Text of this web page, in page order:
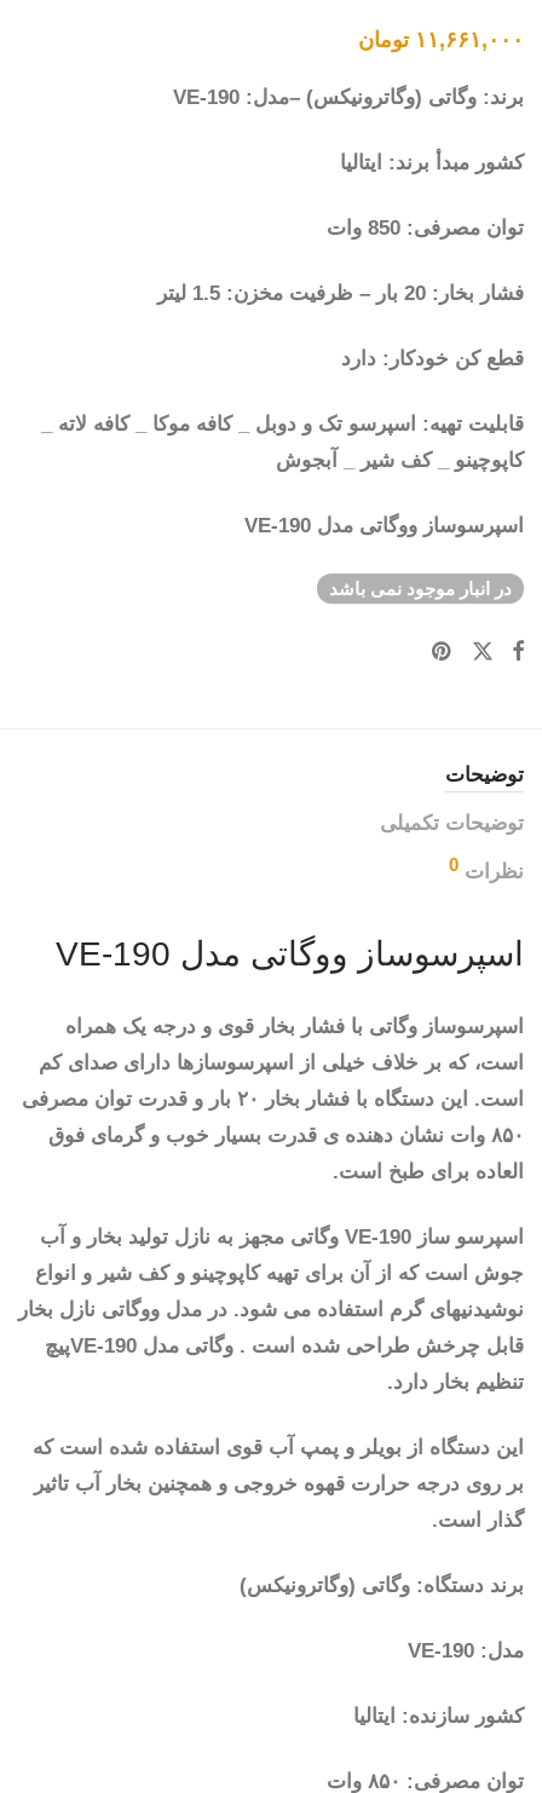
۱۱,۶۶۱,۰۰۰ تومان
برند: وگاتی (وگاترونیکس) –مدل: VE-190
کشور مبدأ برند: ایتالیا
توان مصرفی: 850 وات
فشار بخار: 20 بار – ظرفیت مخزن: 1.5 لیتر
قطع کن خودکار: دارد
قابلیت تهیه: اسپرسو تک و دوبل _ کافه موکا _ کافه لاته _
کاپوچینو _ کف شیر _ آبجوش
اسپرسوساز ووگاتی مدل VE-190
در انبار موجود نمی باشد
توضیحات
توضیحات تکمیلی
نظرات 0
اسپرسوساز ووگاتی مدل VE-190
اسپرسوساز وگاتی با فشار بخار قوی و درجه یک همراه
است، که بر خلاف خیلی از اسپرسوسازها دارای صدای کم
است. این دستگاه با فشار بخار ۲۰ بار و قدرت توان مصرفی
۸۵۰ وات نشان دهنده ی قدرت بسیار خوب و گرمای فوق
العاده برای طبخ است.
اسپرسو ساز VE-190 وگاتی مجهز به نازل تولید بخار و آب
جوش است که از آن برای تهیه کاپوچینو و کف شیر و انواع
نوشیدنیهای گرم استفاده می شود. در مدل ووگاتی نازل بخار
قابل چرخش طراحی شده است . وگاتی مدل VE-190پیچ
تنظیم بخار دارد.
این دستگاه از بویلر و پمپ آب قوی استفاده شده است که
بر روی درجه حرارت قهوه خروجی و همچنین بخار آب تاثیر
گذار است.
برند دستگاه: وگاتی (وگاترونیکس)
مدل: VE-190
کشور سازنده: ایتالیا
توان مصرفی: ۸۵۰ وات